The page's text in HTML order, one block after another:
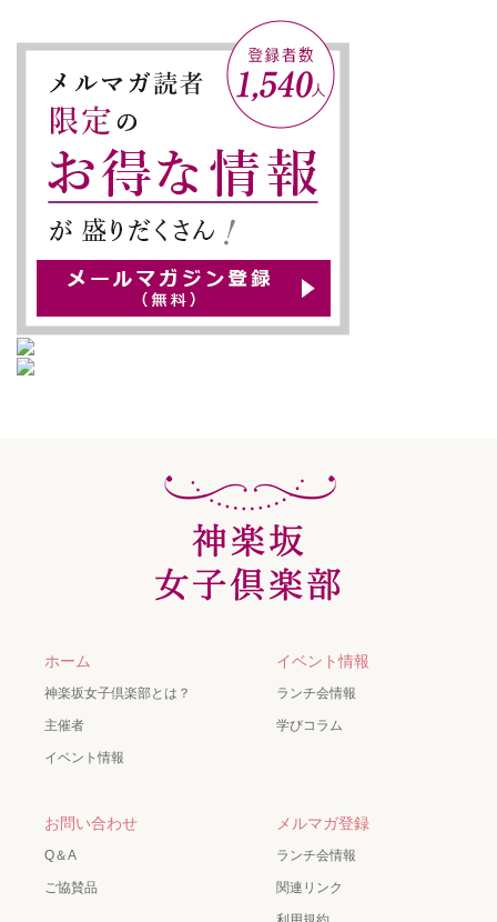
ホーム
神楽坂女子倶楽部とは？
主催者
イベント情報
イベント情報
ランチ会情報
学びコラム
お問い合わせ
Q＆A
ご協賛品
メルマガ登録
ランチ会情報
関連リンク